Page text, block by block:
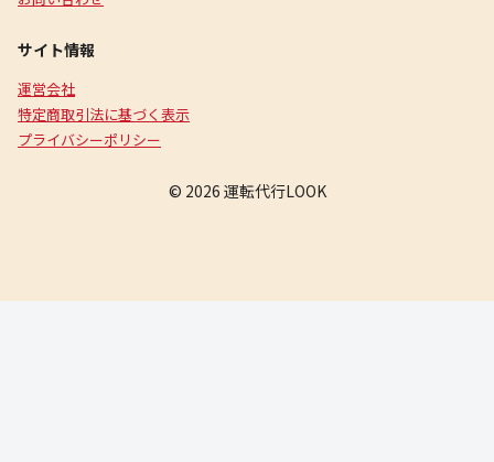
サイト情報
運営会社
特定商取引法に基づく表示
プライバシーポリシー
© 2026 運転代行LOOK